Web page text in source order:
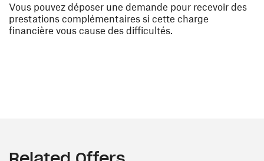
Vous pouvez déposer une demande pour recevoir des
prestations complémentaires si cette charge
financière vous cause des difficultés.